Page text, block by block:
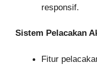
responsif.
Sistem Pelacakan
Fitur